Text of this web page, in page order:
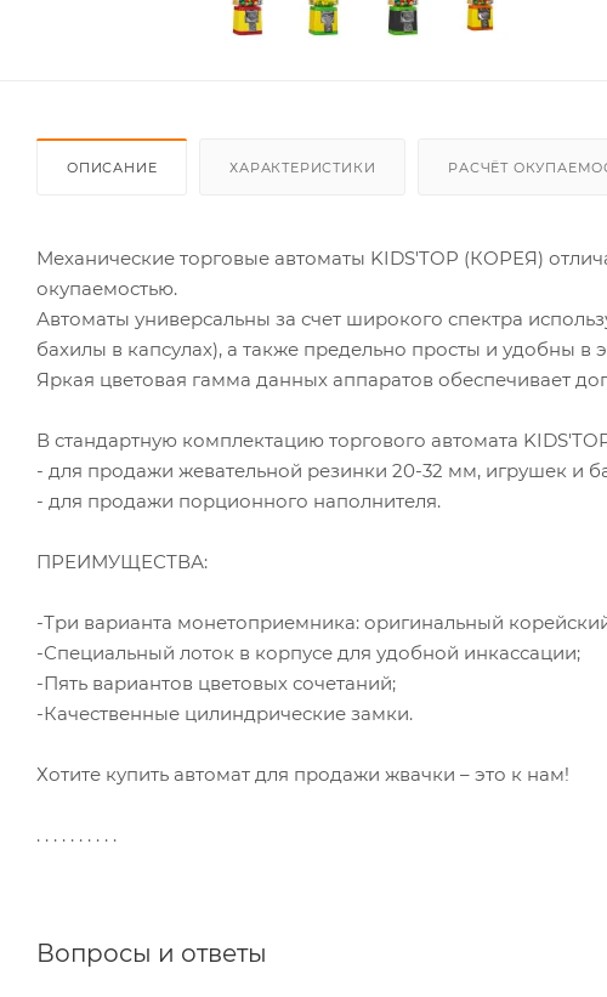
ОПИСАНИЕ ХАРАКТЕРИСТИКИ РАСЧЁТ
Механические торговые автоматы KIDS'TOP (КОРЕЯ)
окупаемостью.
Автоматы универсальны за счет широкого спектра
бахилы в капсулах), а также предельно просты и удобны в
Яркая цветовая гамма данных аппаратов обеспечивает
В стандартную комплектацию торгового автомата
- для продажи жевательной резинки 20-32 мм, игрушек и
- для продажи порционного наполнителя.
ПРЕИМУЩЕСТВА:
-Три варианта монетоприемника: оригинальный
-Специальный лоток в корпусе для удобной инкассации;
-Пять вариантов цветовых сочетаний;
-Качественные цилиндрические замки.
Хотите купить автомат для продажи жвачки – это к нам!
. . . . . . . . . .
Вопросы и ответы